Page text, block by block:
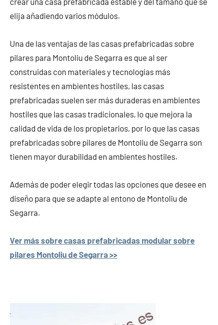
elija añadiendo varios módulos.
Una de las ventajas de las casas prefabricadas sobre
pilares para Montoliu de Segarra es que al ser
construidas con materiales y tecnologías más
resistentes en ambientes hostiles, las casas
prefabricadas suelen ser más duraderas en ambientes
hostiles que las casas tradicionales, lo que mejora la
calidad de vida de los propietarios, por lo que las casas
prefabricadas sobre pilares de Montoliu de Segarra son
tienen mayor durabilidad en ambientes hostiles.
Además de poder elegir todas las opciones que desee en
diseño para que se adapte al entono de Montoliu de
Segarra.
Ver más sobre casas prefabricadas modular sobre
pilares Montoliu de Segarra >>